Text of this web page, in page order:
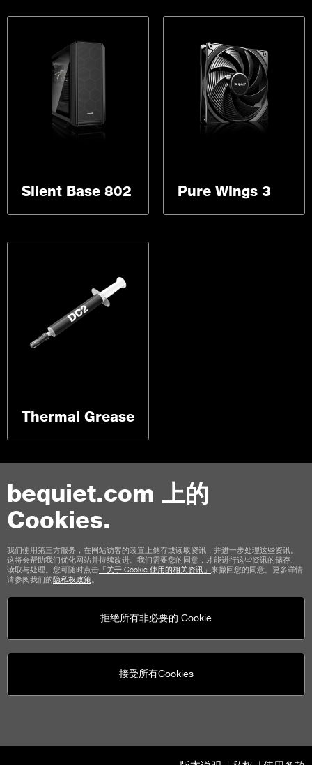
bequiet.com 上的
Cookies.
我们使用第三方服务，在网站访客的装置上储存或读取资讯，并进一步处理这些资讯。
这将会帮助我们优化网站并持续改进。我们需要您的同意，才能进行这些资讯的储存、
读取与处理。您可随时点击 「关于 Cookie 使用的相关资讯」 来撤回您的同意。更多详情
请参阅我们的隐私权政策
拒绝所有非必要的 Cookie
接受所有Cookies
Silent Base 802 Pure Wings 3
Thermal Grease
使用条款 私权 Cookies
版本说明
© be quiet! 2026 版权所有